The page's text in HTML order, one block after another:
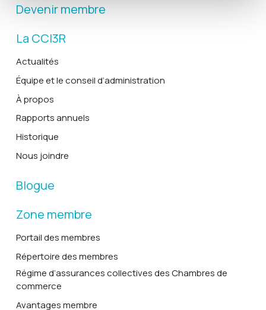
Devenir membre
La CCI3R
Actualités
Équipe et le conseil d’administration
À propos
Rapports annuels
Historique
Nous joindre
Blogue
Zone membre
Portail des membres
Répertoire des membres
Régime d’assurances collectives des Chambres de
commerce
Avantages membre